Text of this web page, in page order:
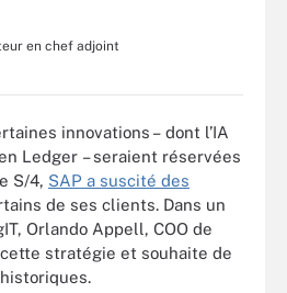
en chef adjoint
innovations – dont l’IA
Ledger – seraient réservées
S/4, SAP a suscité des
de ses clients. Dans un
Orlando Appell, COO de
stratégie et souhaite de